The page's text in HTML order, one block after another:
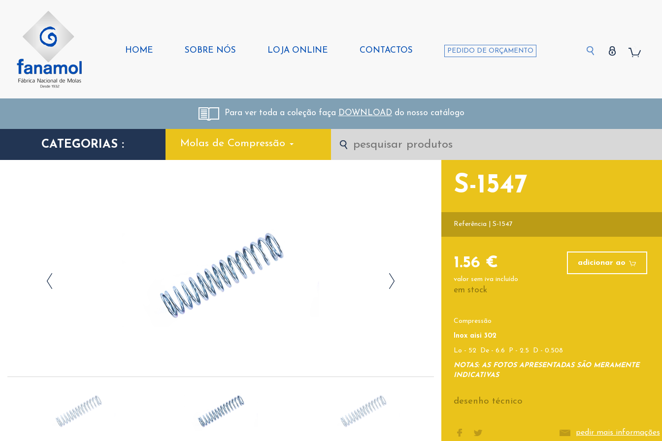
HOME SOBRE NÓS LOJA ONLINE CONTACTOS PEDIDO DE ORÇAMENTO
Para ver toda a coleção faça DOWNLOAD do nosso catálogo
CATEGORIAS : Molas de Compressão
S-1547
Referência | S-1547
1.56 €
valor sem iva incluído
em stock
adicionar ao
Compressão
Inox aisi 302
Lo - 52 De - 6.6 P - 2.5 D - 0.508
NOTAS: AS FOTOS APRESENTADAS SÃO MERAMENTE
INDICATIVAS
desenho técnico
pedir mais informações